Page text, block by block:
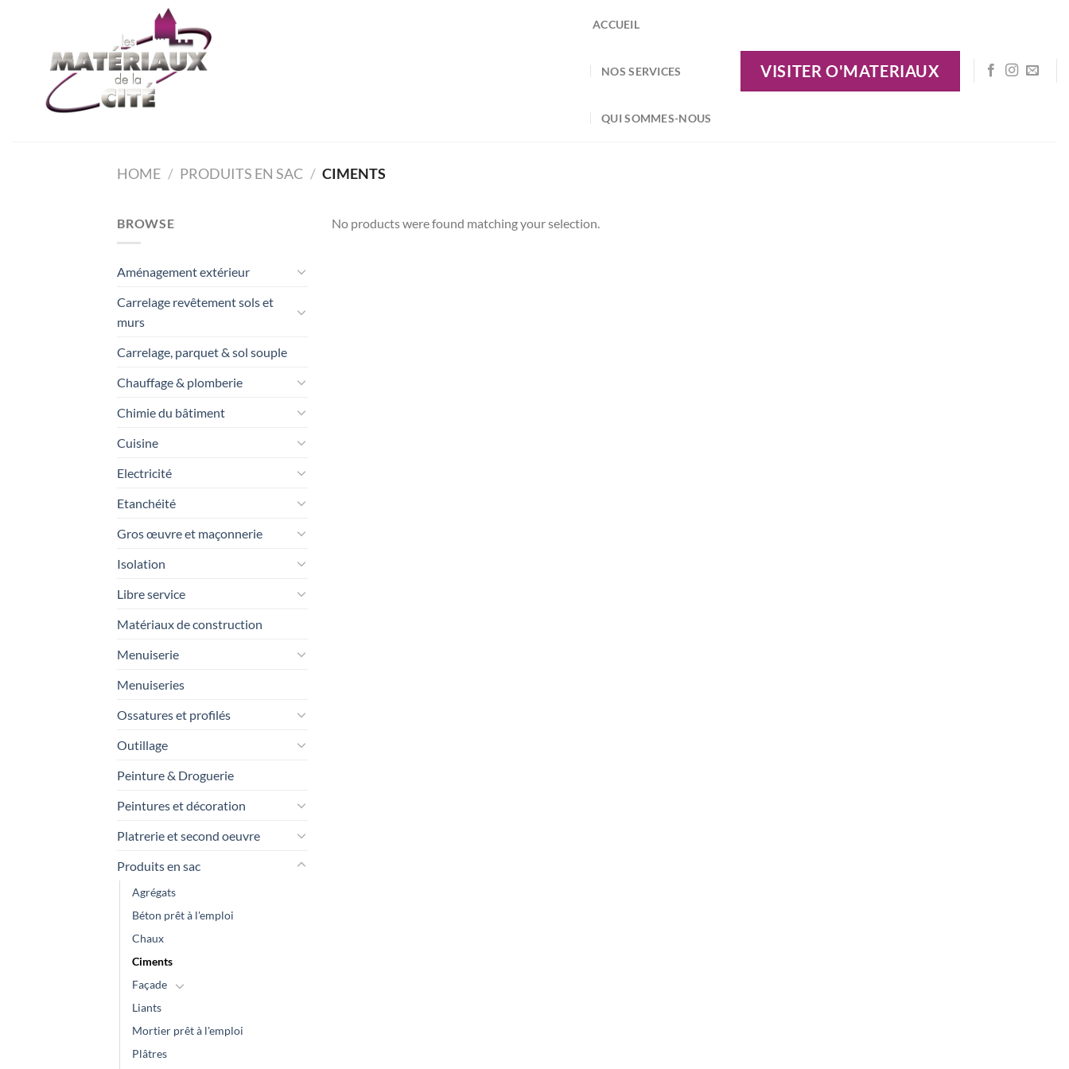
ACCUEIL
NOS SERVICES
QUI SOMMES-NOUS
VISITER O'MATERIAUX
HOME / PRODUITS EN SAC / CIMENTS
BROWSE
Aménagement extérieur
Carrelage revêtement sols et
murs
Carrelage, parquet & sol souple
Chauffage & plomberie
Chimie du bâtiment
Cuisine
Electricité
Etanchéité
Gros œuvre et maçonnerie
Isolation
Libre service
Matériaux de construction
Menuiserie
Menuiseries
Ossatures et profilés
Outillage
Peinture & Droguerie
Peintures et décoration
Platrerie et second oeuvre
Produits en sac
Agrégats
Béton prêt à l'emploi
Chaux
Ciments
Façade
Liants
Mortier prêt à l'emploi
Plâtres
No products were found matching your selection.